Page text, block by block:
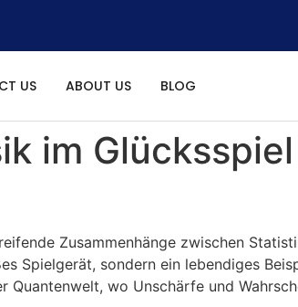
US ABOUT US BLOG
im
Zusammenhänge zwischen
Spielgerät, sondern ein lebendiges
wo Unschärfe und